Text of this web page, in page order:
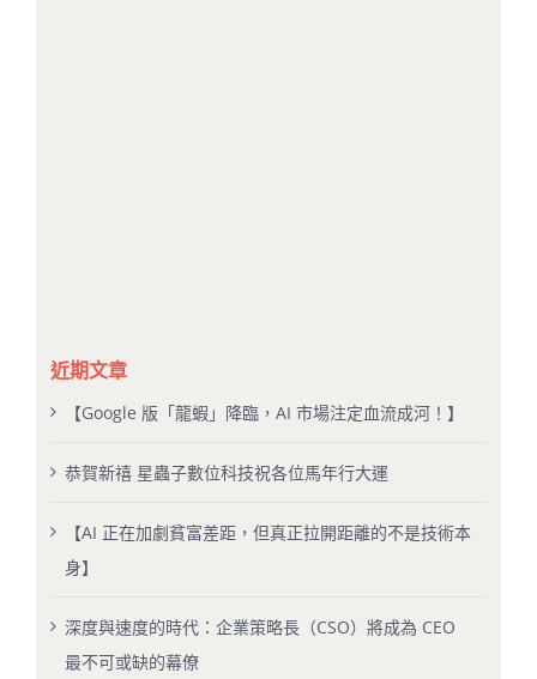
近期文章
【Google 版「龍蝦」降臨，AI 市場注定血流成河！】
恭賀新禧 星蟲子數位科技祝各位馬年行大運
【AI 正在加劇貧富差距，但真正拉開距離的不是技術本
身】
深度與速度的時代：企業策略長（CSO）將成為 CEO
最不可或缺的幕僚